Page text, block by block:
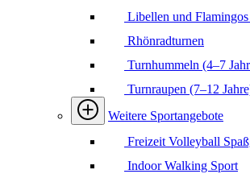
Libellen und Flamingos
Rhönradturnen
Turnhummeln (4–7
Turnraupen (7–12
Weitere Sportangebote
Freizeit Volleyball
Indoor Walking Sport